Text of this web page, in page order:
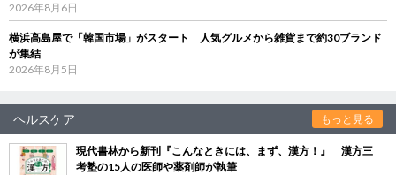
2026年8月6日
横浜高島屋で「韓国市場」がスタート 人気グルメから雑貨まで約30ブランド
が集結
2026年8月5日
ヘルスケア もっと見る
現代書林から新刊『こんなときには、まず、漢方！』 漢方三
考塾の15人の医師や薬剤師が執筆